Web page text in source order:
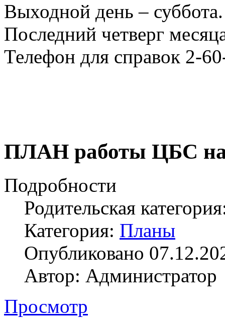
Выходной день – суббота.
Последний четверг
Телефон для справок 2-
ПЛАН работы ЦБС на
Подробности
Родительская
Категория: Планы
Опубликовано
Автор: Администратор
Просмотр